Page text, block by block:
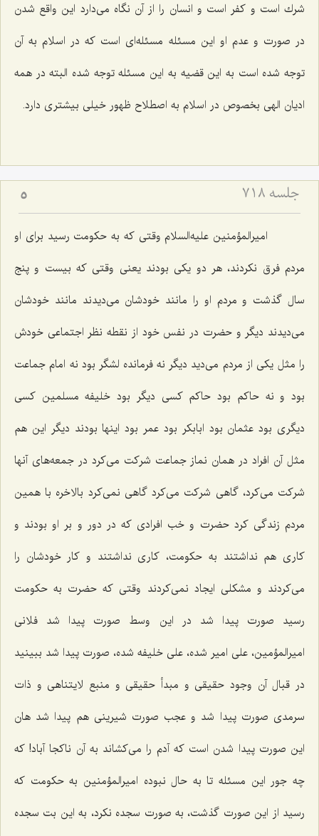
شرك است و كفر است و انسان را از آن نگاه می‌دارد این واقع شدن
در صورت و عدم او این مسئله مسئله‌ای است كه در اسلام به آن
توجه شده است به این قضیه به این مسئله توجه شده البته در همه
ادیان الهی بخصوص در اسلام به اصطلاح ظهور خیلی بیشتری دارد.
جلسه ۷۱۸ 5
امیرالمؤمنین علیه‌السلام وقتی كه به حكومت رسید برای او
مردم فرق نكردند، هر دو یكی بودند یعنی وقتی كه بیست و پنج
سال گذشت و مردم او را مانند خودشان می‌دیدند مانند خودشان
می‌دیدند دیگر و حضرت در نفس خود از نقطه نظر اجتماعی خودش
را مثل یكی از مردم می‌دید دیگر نه فرمانده لشگر بود نه امام جماعت
بود و نه حاكم بود حاكم كسی دیگر بود خلیفه مسلمین كسی
دیگری بود عثمان بود ابابكر بود عمر بود اینها بودند دیگر این هم
مثل آن افراد در همان نماز جماعت شركت می‌كرد در جمعه‌های آنها
شركت می‌كرد، گاهی شركت می‌كرد گاهی نمی‌كرد بالاخره با همین
مردم زندگی كرد حضرت و خب افرادی كه در دور و بر او بودند و
كاری هم نداشتند به حكومت، كاری نداشتند و كار خودشان را
می‌كردند و مشكلی ایجاد نمی‌كردند وقتی كه حضرت به حكومت
رسید صورت پیدا شد در این وسط صورت پیدا شد فلانی
امیرالمؤمین، علی امیر شده، علی خلیفه شده، صورت پیدا شد ببینید
در قبال آن وجود حقیقی و مبدأ حقیقی و منبع لایتناهی و ذات
سرمدی صورت پیدا شد و عجب صورت شیرینی هم پیدا شد هان
این صورت پیدا شدن است كه آدم را می‌كشاند به آن ناكجا آباد! كه
چه جور این مسئله تا به حال نبوده امیرالمؤمنین به حكومت كه
رسید از این صورت گذشت، به صورت سجده نكرد، به این بت سجده